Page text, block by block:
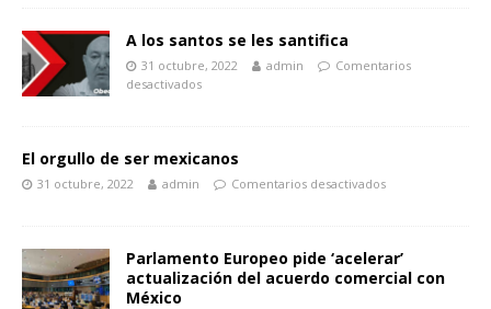
A los santos se les santifica
31 octubre, 2022 admin
Comentarios
desactivados
El orgullo de ser mexicanos
31 octubre, 2022 admin Comentarios desactivados
Parlamento Europeo pide ‘acelerar’
actualización del acuerdo comercial con
México